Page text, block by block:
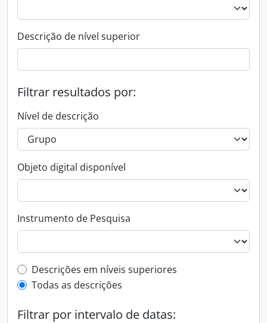
Descrição de nível superior
Filtrar resultados por:
Nível de descrição
Objeto digital disponível
Instrumento de Pesquisa
Filtro de descrição de nível superior
Descrições em níveis superiores
Todas as descrições
Filtrar por intervalo de datas: